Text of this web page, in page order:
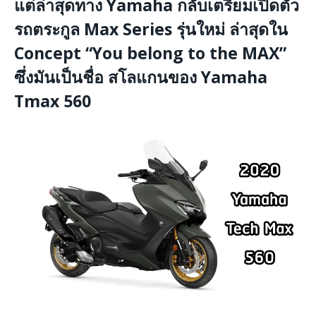
แต่ล่าสุดทาง Yamaha กลับเตรียมเปิดตัว
รถตระกูล Max Series รุ่นใหม่ ล่าสุดใน
Concept “You belong to the MAX”
ซึ่งมันเป็นชื่อ สโลแกนของ Yamaha
Tmax 560